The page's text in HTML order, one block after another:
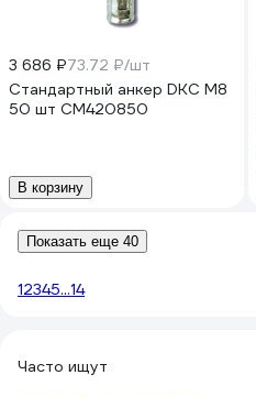
3 686 ₽73.72 ₽/шт
Стандартный анкер DKC М8
50 шт CM420850
В корзину
Показать еще 40
12345...14
Часто ищут